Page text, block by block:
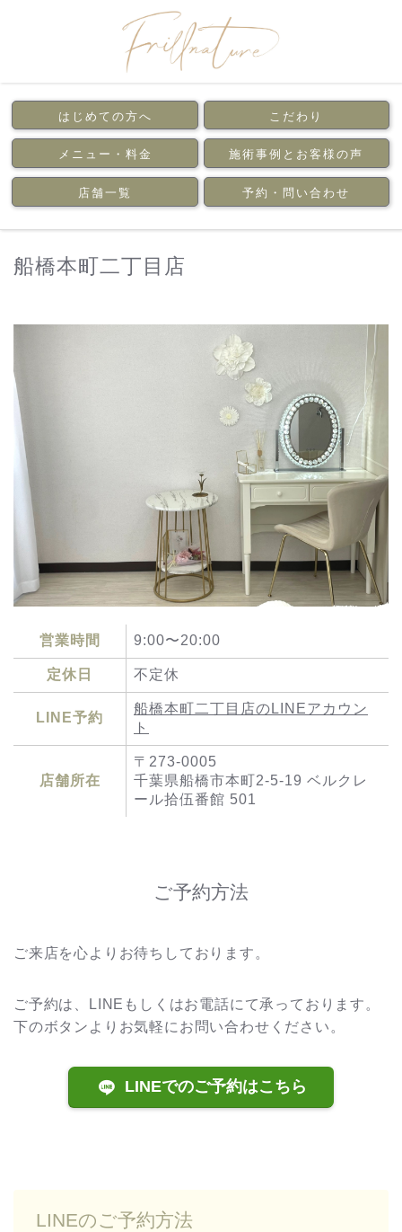
はじめての方へ こだわり
メニュー・料金 施術事例とお客様の声
店舗一覧 予約・問い合わせ
船橋本町二丁目店
営業時間 9:00〜20:00
定休日 不定休
LINE予約
船橋本町二丁目店のLINEアカウン
ト
店舗所在
〒273-0005
千葉県船橋市本町2-5-19 ベルクレ
ール拾伍番館 501
ご予約方法
ご来店を心よりお待ちしております。
ご予約は、LINEもしくはお電話にて承っております。
下のボタンよりお気軽にお問い合わせください。
LINEでのご予約はこちら
LINEのご予約方法